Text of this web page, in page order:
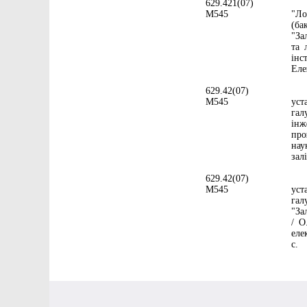
629.421(07)
М545
та
629.42(07)
М545
629.42(07)
М545
/ О.
с.